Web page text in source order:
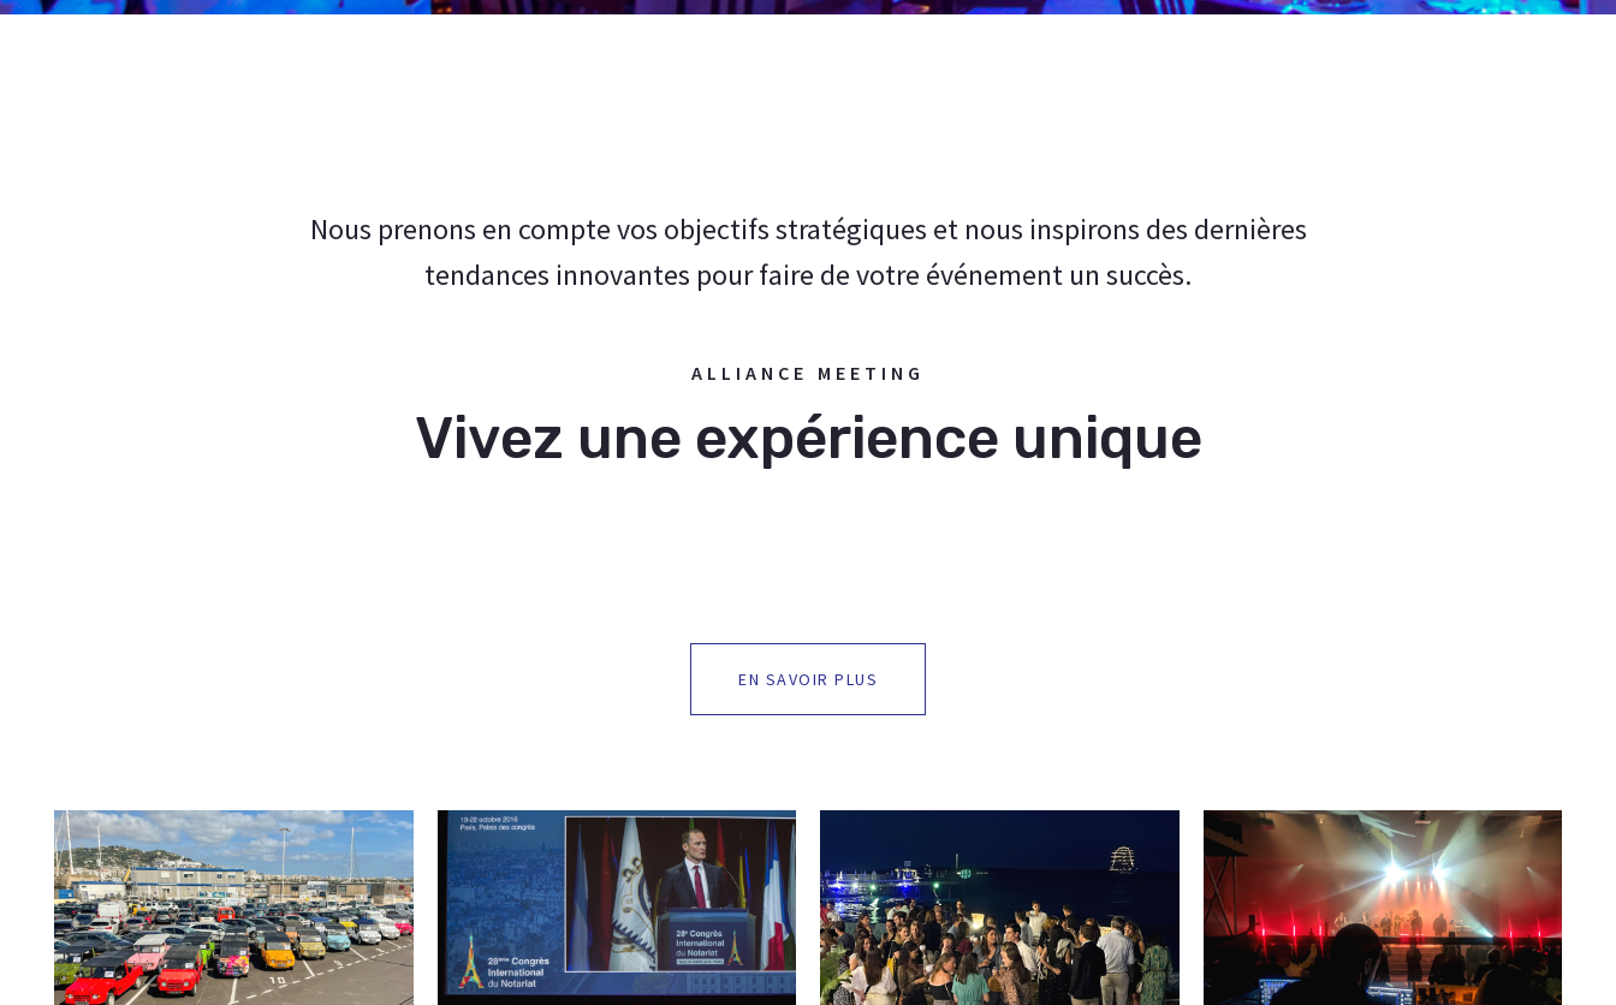
Nous prenons en compte vos objectifs stratégiques et nous inspirons des dernières
tendances innovantes pour faire de votre événement un succès.
ALLIANCE MEETING
Vivez une expérience unique
EN SAVOIR PLUS